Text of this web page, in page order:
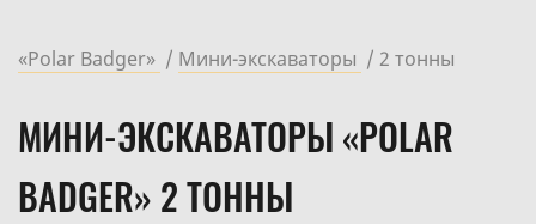
«Polar Badger» Мини-экскаваторы 2 тонны
МИНИ-ЭКСКАВАТОРЫ «POLAR
BADGER» 2 ТОННЫ